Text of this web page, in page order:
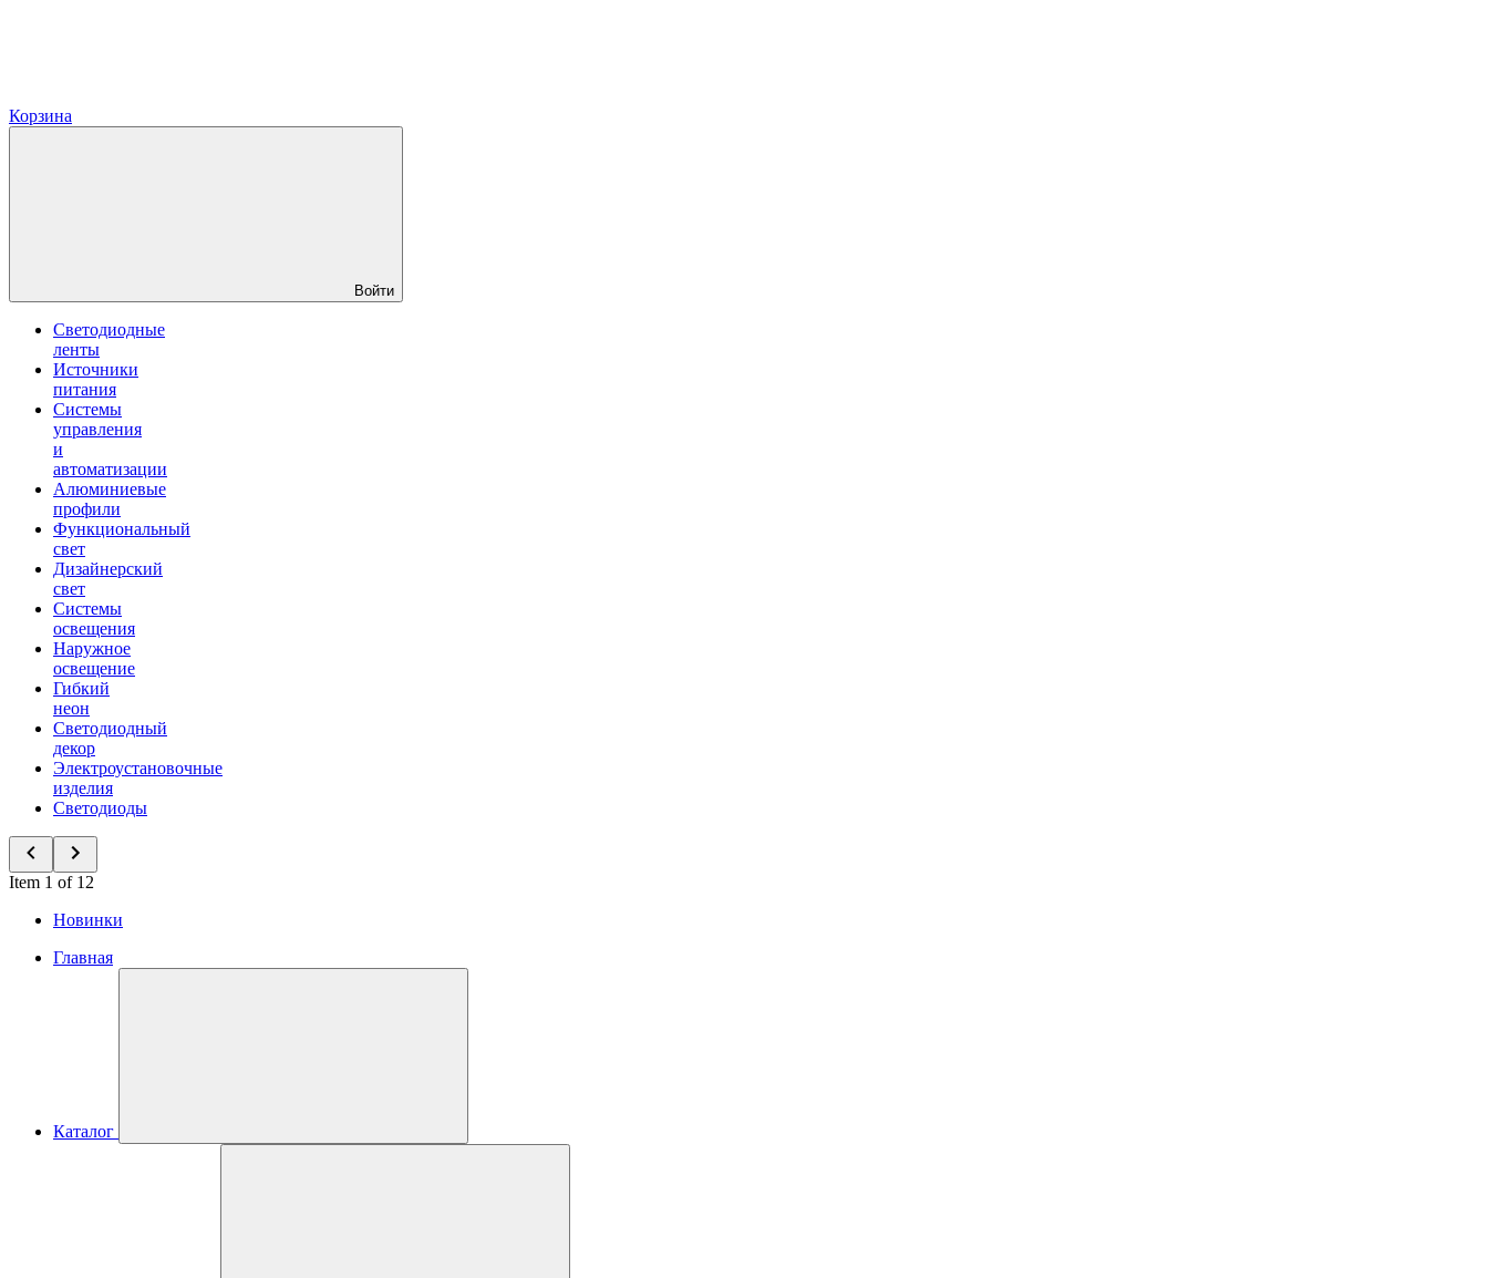
Корзина
Войти
Светодиодные
ленты
Источники
питания
Системы
управления
и
автоматизации
Алюминиевые
профили
Функциональный
свет
Дизайнерский
свет
Системы
освещения
Наружное
освещение
Гибкий
неон
Светодиодный
декор
Электроустановочные
изделия
Светодиоды
Item 1 of 12
Новинки
Главная
Каталог